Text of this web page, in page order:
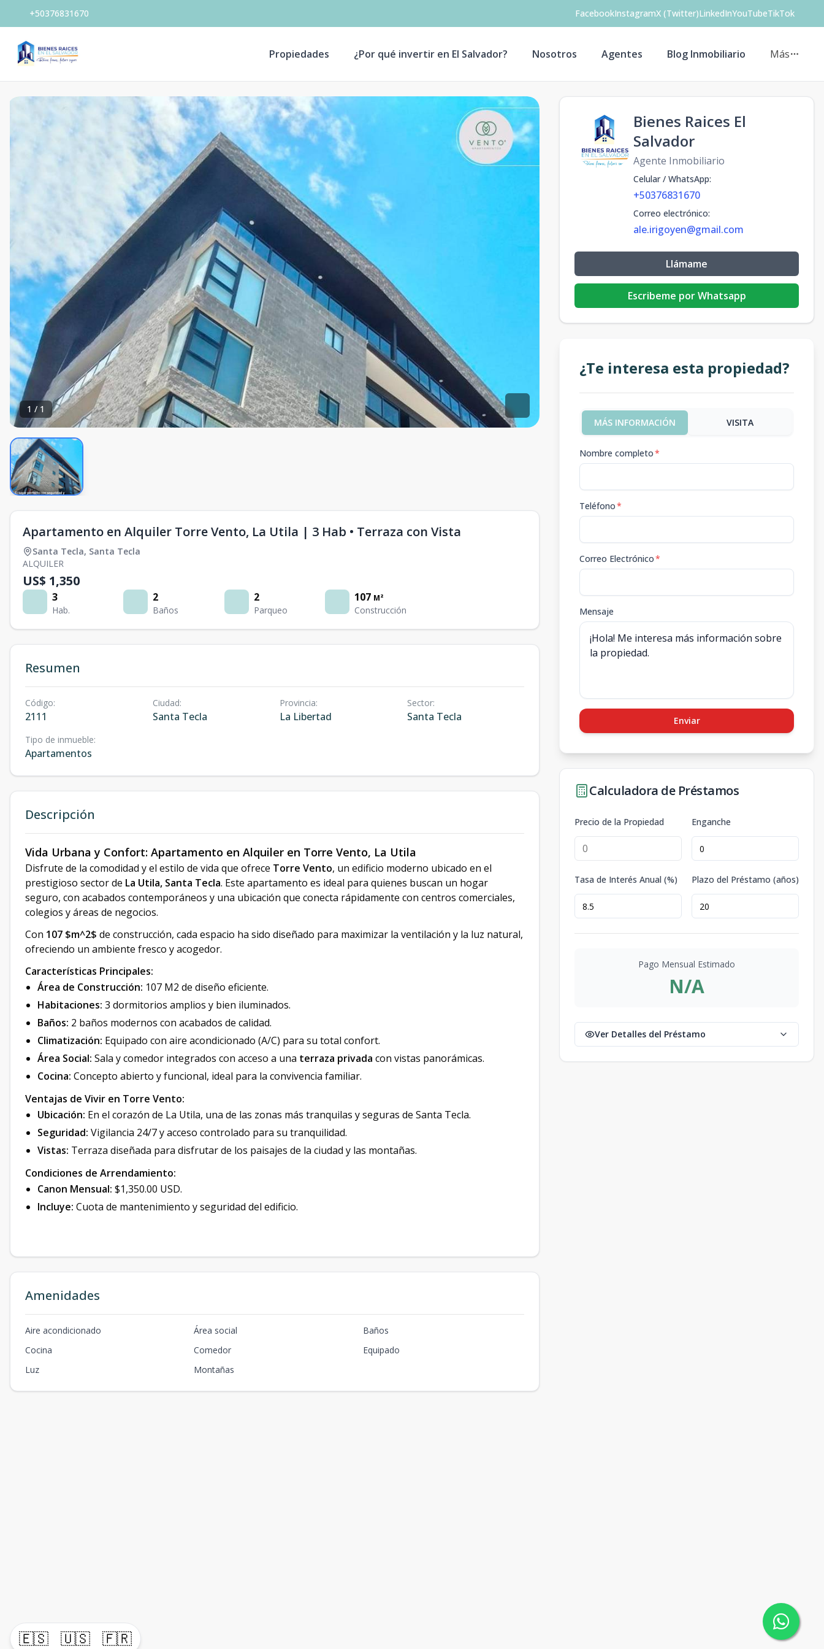
🇪🇸 🇺🇸 🇫🇷
+50376831670 FacebookInstagramX (Twitter)LinkedInYouTubeTikTok
Propiedades ¿Por qué invertir en El Salvador? Nosotros Agentes Blog Inmobiliario Más
1 / 1
Apartamento en Alquiler Torre Vento, La Utila | 3 Hab • Terraza con Vista
Santa Tecla, Santa Tecla
ALQUILER
US$ 1,350
3
Hab.
2
Baños
2
Parqueo
107 M²
Construcción
Resumen
Código:
2111
Ciudad:
Santa Tecla
Provincia:
La Libertad
Sector:
Santa Tecla
Tipo de inmueble:
Apartamentos
Descripción
Vida Urbana y Confort: Apartamento en Alquiler en Torre Vento, La Utila
Disfrute de la comodidad y el estilo de vida que ofrece Torre Vento, un edificio moderno ubicado en el
prestigioso sector de La Utila, Santa Tecla. Este apartamento es ideal para quienes buscan un hogar
seguro, con acabados contemporáneos y una ubicación que conecta rápidamente con centros comerciales,
colegios y áreas de negocios.
Con 107 $m^2$ de construcción, cada espacio ha sido diseñado para maximizar la ventilación y la luz natural,
ofreciendo un ambiente fresco y acogedor.
Características Principales:
Área de Construcción: 107 M2 de diseño eficiente.
Habitaciones: 3 dormitorios amplios y bien iluminados.
Baños: 2 baños modernos con acabados de calidad.
Climatización: Equipado con aire acondicionado (A/C) para su total confort.
Área Social: Sala y comedor integrados con acceso a una terraza privada con vistas panorámicas.
Cocina: Concepto abierto y funcional, ideal para la convivencia familiar.
Ventajas de Vivir en Torre Vento:
Ubicación: En el corazón de La Utila, una de las zonas más tranquilas y seguras de Santa Tecla.
Seguridad: Vigilancia 24/7 y acceso controlado para su tranquilidad.
Vistas: Terraza diseñada para disfrutar de los paisajes de la ciudad y las montañas.
Condiciones de Arrendamiento:
Canon Mensual: $1,350.00 USD.
Incluye: Cuota de mantenimiento y seguridad del edificio.
Amenidades
Aire acondicionado Área social
Baños
Cocina
Comedor
Equipado
Luz
Montañas
Bienes Raices El
Salvador
Agente Inmobiliario
Celular / WhatsApp:
+50376831670
Correo electrónico:
ale.irigoyen@gmail.com
Llámame
Escribeme por Whatsapp
¿Te interesa esta propiedad?
MÁS INFORMACIÓN VISITA
Nombre completo*
Teléfono*
Correo Electrónico*
Mensaje
Enviar
Calculadora de Préstamos
Precio de la Propiedad Enganche
Tasa de Interés Anual (%) Plazo del Préstamo (años)
Pago Mensual Estimado
N/A
Ver Detalles del Préstamo